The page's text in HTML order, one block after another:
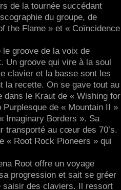
de la tournée succédant
du groupe, de
the Flame » et « Coïncidence
groove de la voix de
Un groove qui vire à la soul
clavier et la basse sont les
la recette. On se gave tout au
dans le Kraut de « Wishing for
de « Mountain II »
Imaginary Borders ». Sa
transporté au cœur des 70’s.
« Root Rock Pioneers » qui
Root offre un voyage
progression et sait se gréer
saisir des claviers. Il ressort